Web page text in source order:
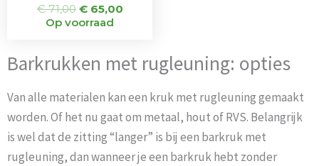
€71,00 €65,00
Op voorraad
Barkrukken met rugleuning: opties
Van alle materialen kan een kruk met rugleuning gemaakt
worden. Of het nu gaat om metaal, hout of RVS. Belangrijk
is wel dat de zitting “langer” is bij een barkruk met
rugleuning, dan wanneer je een barkruk hebt zonder